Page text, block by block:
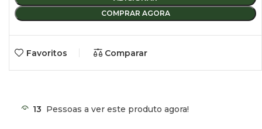
VMSO3, arrefece e congela eficazmente até -22°C.
– Controlo Intuitivo: Ecrã a cores de alta resolução, botões
de toque suave para fácil controlo e monitorização do
desempenho de refrigeração.
histórico de desempenho.
COMPRAR AGORA
Favoritos Comparar
13 Pessoas a ver este produto agora!